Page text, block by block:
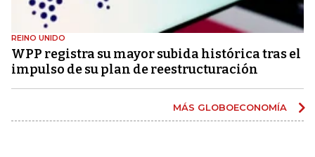
REINO UNIDO
WPP registra su mayor subida histórica tras el
impulso de su plan de reestructuración
MÁS GLOBOECONOMÍA